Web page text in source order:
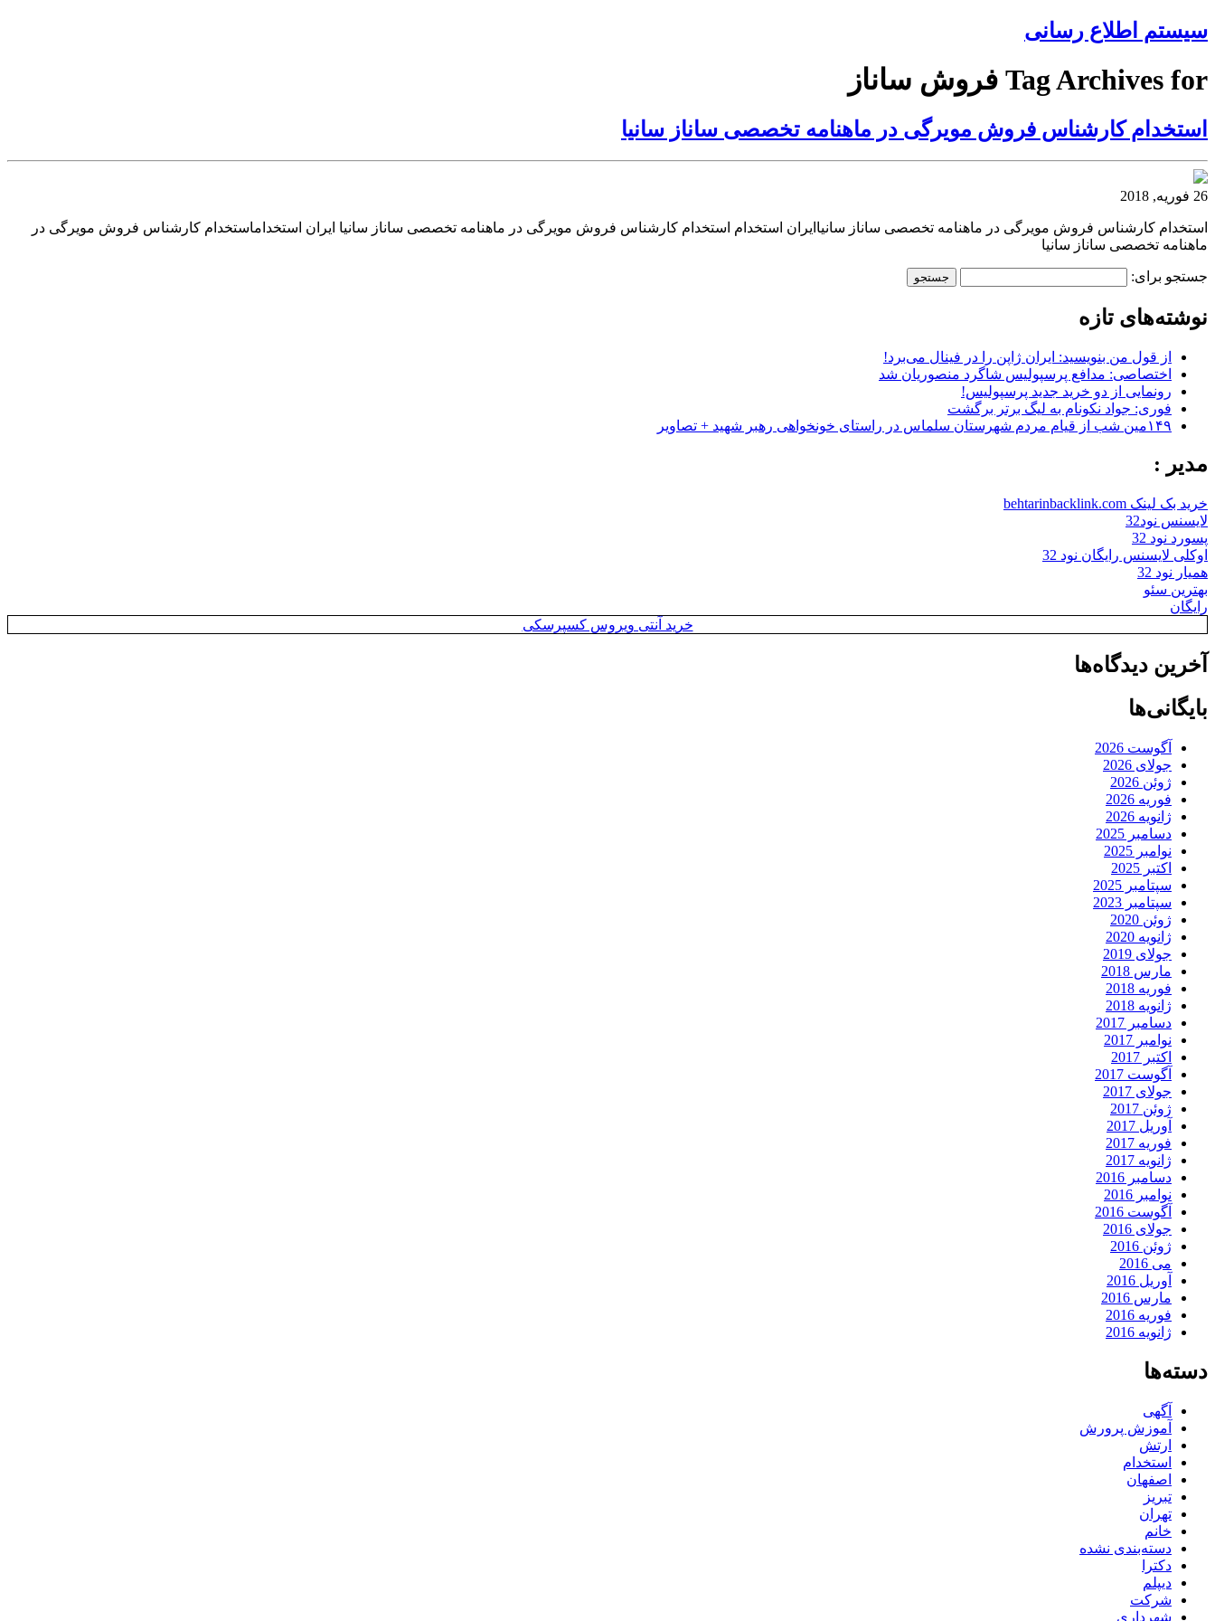
سیستم اطلاع رسانی
Tag Archives for فروش ساناز
استخدام کارشناس فروش مویرگی در ماهنامه تخصصی ساناز سانیا
26 فوریه, 2018
استخدام کارشناس فروش مویرگی در ماهنامه تخصصی ساناز سانیاایران استخدام استخدام کارشناس فروش مویرگی در ماهنامه تخصصی ساناز سانیا ایران استخداماستخدام کارشناس فروش مویرگی در
ماهنامه تخصصی ساناز سانیا
جستجو برای:
نوشته‌های تازه
از قول من بنویسید: ایران ژاپن را در فینال می‌برد!
اختصاصی: مدافع پرسپولیس شاگرد منصوریان شد
رونمایی از دو خرید جدید پرسپولیس!
فوری: جواد نکونام به لیگ برتر برگشت
۱۴۹مین شب از قیام مردم شهرستان سلماس در راستای خونخواهی رهبر شهید + تصاویر
مدیر :
خرید بک لینک behtarinbacklink.com
لایسنس نود32
پسورد نود 32
اوکلی لایسنس رایگان نود 32
همیار نود 32
بهترین سئو
رایگان
خرید آنتی ویروس کسپرسکی
آخرین دیدگاه‌ها
بایگانی‌ها
آگوست 2026
جولای 2026
ژوئن 2026
فوریه 2026
ژانویه 2026
دسامبر 2025
نوامبر 2025
اکتبر 2025
سپتامبر 2025
سپتامبر 2023
ژوئن 2020
ژانویه 2020
جولای 2019
مارس 2018
فوریه 2018
ژانویه 2018
دسامبر 2017
نوامبر 2017
اکتبر 2017
آگوست 2017
جولای 2017
ژوئن 2017
آوریل 2017
فوریه 2017
ژانویه 2017
دسامبر 2016
نوامبر 2016
آگوست 2016
جولای 2016
ژوئن 2016
می 2016
آوریل 2016
مارس 2016
فوریه 2016
ژانویه 2016
دسته‌ها
آگهی
آموزش پرورش
ارتش
استخدام
اصفهان
تبریز
تهران
خانم
دسته‌بندی نشده
دکترا
دیپلم
شرکت
شهرداری